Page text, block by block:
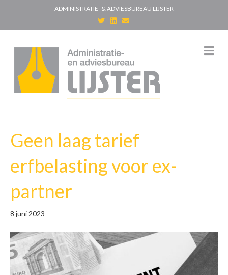
ADMINISTRATIE- & ADVIESBUREAU LIJSTER
T
w
i
e
r
n
d
i
n
E
m
a
M
e
Geen laag tarief
erfbelasting voor ex-
partner
8 juni 2023